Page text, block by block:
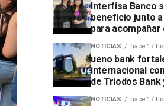
Interfisa Banco
beneficio junto
para acompañar
NOTICIAS hace 17
ueno bank
internacional
de Triodos Bank
NOTICIAS hace 17